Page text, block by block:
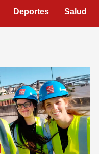
Deportes Salud